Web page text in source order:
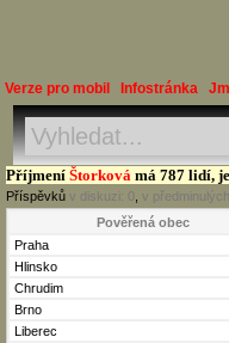
Verze pro mobil Infostránka
Příjmení Štorková má 787 lidí,
Příspěvků v diskuzi: 0 v
Jméno, Příjmení, Obec
Okres, Kraj, Ročník
Pověřená obec
Praha
Hlinsko
Chrudim
Brno
Liberec